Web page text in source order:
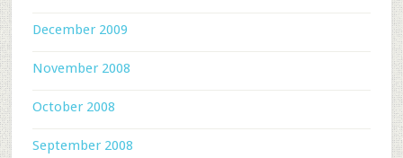
December 2009
November 2008
October 2008
September 2008